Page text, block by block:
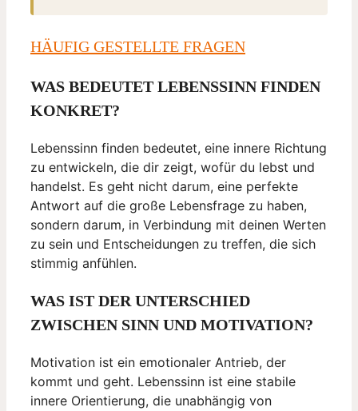
HÄUFIG GESTELLTE FRAGEN
WAS BEDEUTET LEBENSSINN FINDEN
KONKRET?
Lebenssinn finden bedeutet, eine innere Richtung
zu entwickeln, die dir zeigt, wofür du lebst und
handelst. Es geht nicht darum, eine perfekte
Antwort auf die große Lebensfrage zu haben,
sondern darum, in Verbindung mit deinen Werten
zu sein und Entscheidungen zu treffen, die sich
stimmig anfühlen.
WAS IST DER UNTERSCHIED
ZWISCHEN SINN UND MOTIVATION?
Motivation ist ein emotionaler Antrieb, der
kommt und geht. Lebenssinn ist eine stabile
innere Orientierung, die unabhängig von